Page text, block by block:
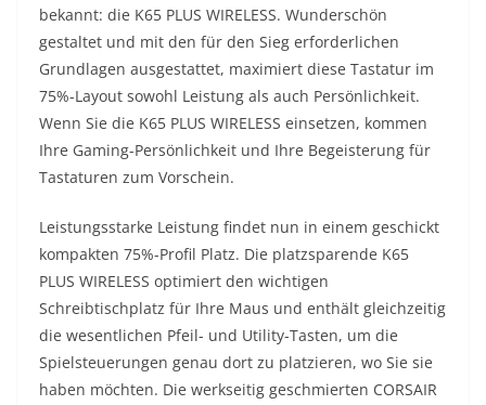
bekannt: die K65 PLUS WIRELESS. Wunderschön
gestaltet und mit den für den Sieg erforderlichen
Grundlagen ausgestattet, maximiert diese Tastatur im
75%-Layout sowohl Leistung als auch Persönlichkeit.
Wenn Sie die K65 PLUS WIRELESS einsetzen, kommen
Ihre Gaming-Persönlichkeit und Ihre Begeisterung für
Tastaturen zum Vorschein.
Leistungsstarke Leistung findet nun in einem geschickt
kompakten 75%-Profil Platz. Die platzsparende K65
PLUS WIRELESS optimiert den wichtigen
Schreibtischplatz für Ihre Maus und enthält gleichzeitig
die wesentlichen Pfeil- und Utility-Tasten, um die
Spielsteuerungen genau dort zu platzieren, wo Sie sie
haben möchten. Die werkseitig geschmierten CORSAIR